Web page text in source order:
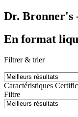
Dr. Bronner's
En format
Filtrer & trier
Caractéristiques
Filtre